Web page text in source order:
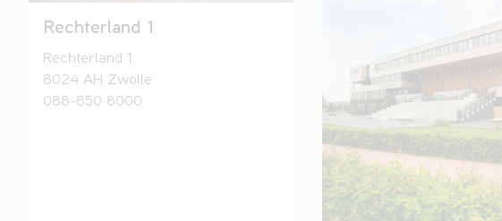
Rechterland 1
Rechterland 1
8024 AH Zwolle
088-850 8000